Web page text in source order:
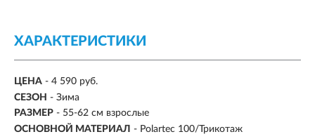
ХАРАКТЕРИСТИКИ
ЦЕНА - 4 590 руб.
СЕЗОН - Зима
РАЗМЕР - 55-62 см взрослые
ОСНОВНОЙ МАТЕРИАЛ - Polartec 100/Трикотаж